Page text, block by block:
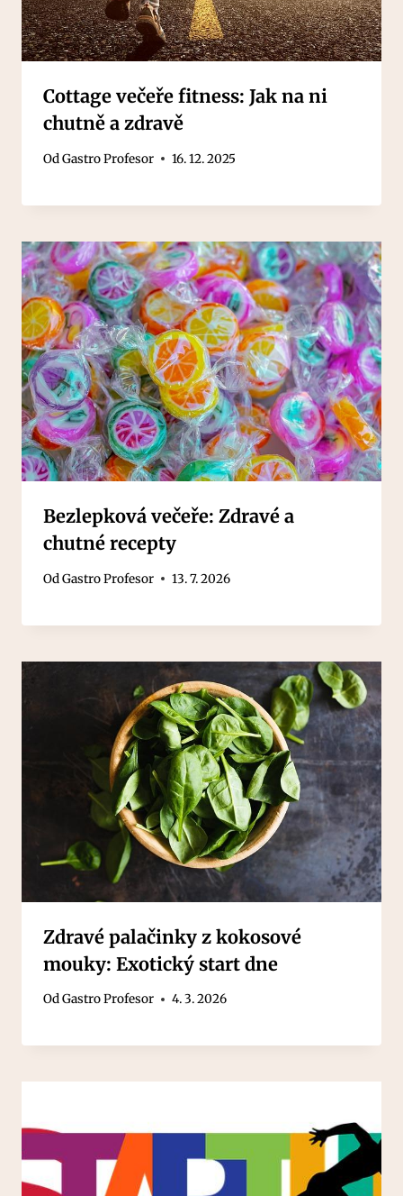
Cottage večeře fitness: Jak na ni
chutně a zdravě
OdGastro Profesor 16. 12. 2025
Bezlepková večeře: Zdravé a
chutné recepty
OdGastro Profesor 13. 7. 2026
Zdravé palačinky z kokosové
mouky: Exotický start dne
OdGastro Profesor 4. 3. 2026